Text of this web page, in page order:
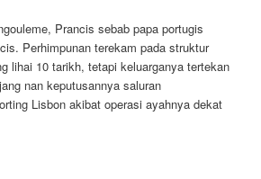
Prancis sebab papa portugis
Perhimpunan terekam pada struktur
lihai 10 tarikh, tetapi keluarganya tertekan
nan keputusannya saluran
Lisbon akibat operasi ayahnya dekat